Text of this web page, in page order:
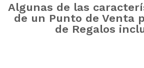
Algunas de las
de un Punto de Venta
de Regalos